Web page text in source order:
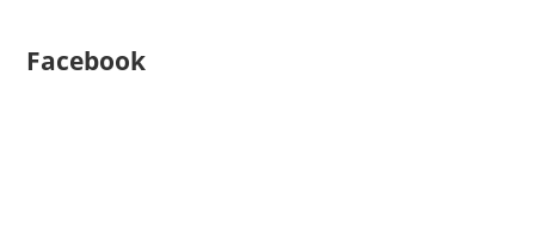
Facebook